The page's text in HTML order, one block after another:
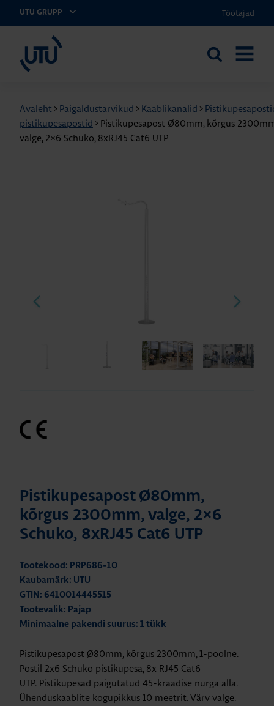
UTU GRUPP Töötajad
Otsi
Avaleht > Paigaldustarvikud > Kaablikanalid >
pistikupesapostid > Pistikupesapost Ø80mm, kõrgus
valge, 2×6 Schuko, 8xRJ45 Cat6 UTP
Pistikupesapost Ø80mm,
kõrgus 2300mm, valge, 2×6
Schuko, 8xRJ45 Cat6 UTP
Tootekood: PRP686-10
Kaubamärk: UTU
GTIN: 6410014445515
Tootevalik: Pajap
Minimaalne pakendi suurus: 1 tükk
Pistikupesapost Ø80mm, kõrgus 2300mm, 1-poolne.
Postil 2x6 Schuko pistikupesa, 8x RJ45 Cat6
UTP. Pistikupesad paigutatud 45-kraadise nurga alla.
Ühenduskaablite kogupikkus 10 meetrit. Värv valge.